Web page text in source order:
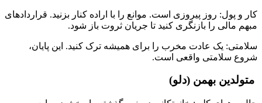
کار و پول: روز پیروزی است. موانع را با اراده کنار بزنید. قراردادهای
مبهم مالی را بازنگری کنید تا جریان ثروت باز شود.
سلامتی: یک عادت مخرب را برای همیشه ترک کنید. این پایان،
شروع سلامتی واقعی است.
متولدین بهمن (دلو)